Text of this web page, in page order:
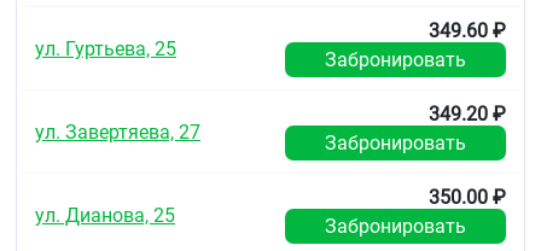
ул. Гуртьева, 25
349.60 ₽
Забронировать
ул. Завертяева, 27
349.20 ₽
Забронировать
ул. Дианова, 25
350.00 ₽
Забронировать